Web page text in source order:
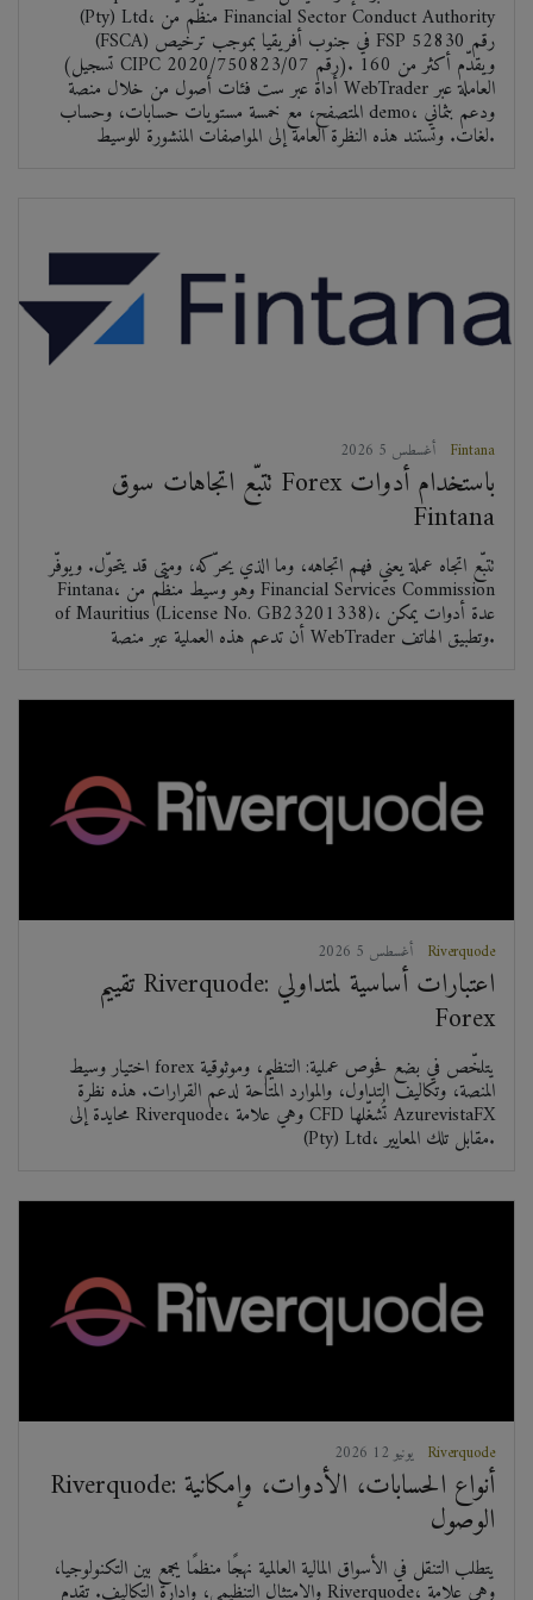
(Pty) Ltd، منظّم من Financial Sector Conduct Authority
(FSCA) في جنوب أفريقيا بموجب ترخيص FSP رقم 52830
(تسجيل CIPC رقم 2020/750823/07). ويقدّم أكثر من 160
أداة عبر ست فئات أصول من خلال منصة WebTrader العاملة عبر
المتصفح، مع خمسة مستويات حسابات، وحساب demo، ودعم بثماني
لغات. وتستند هذه النظرة العامة إلى المواصفات المنشورة للوسيط.
Fintana
تتبّع اتجاهات سوق Forex باستخدام أدوات
Fintana
تتبّع اتجاه عملة يعني فهم اتجاهه، وما الذي يحرّكه، ومتى قد يتحوّل. ويوفّر
Fintana، وهو وسيط منظّم من Financial Services Commission
of Mauritius (License No. GB23201338)، عدة أدوات يمكن
أن تدعم هذه العملية عبر منصة WebTrader وتطبيق الهاتف.
Riverquode
تقييم Riverquode: اعتبارات أساسية لمتداولي
Forex
اختيار وسيط forex يتلخّص في بضع فحوص عملية: التنظيم، وموثوقية
المنصة، وتكاليف التداول، والموارد المتاحة لدعم القرارات. هذه نظرة
محايدة إلى Riverquode، وهي علامة CFD تُشغّلها AzurevistaFX
(Pty) Ltd، مقابل تلك المعايير.
2026 يونيو 12 Riverquode
Riverquode: أنواع الحسابات، الأدوات، وإمكانية
الوصول
يتطلب التنقل في الأسواق المالية العالمية نهجًا منظمًا يجمع بين التكنولوجيا،
والامتثال التنظيمي، وإدارة التكاليف. تقدم Riverquode، وهي علامة